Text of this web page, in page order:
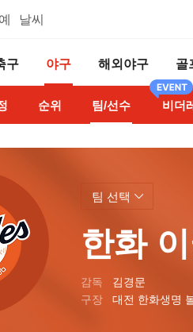
날씨
구 야구 해외야구 골
순위 팀/선수 비더
한화
감독
김경문
구장
대전 한화생명
팀 선택